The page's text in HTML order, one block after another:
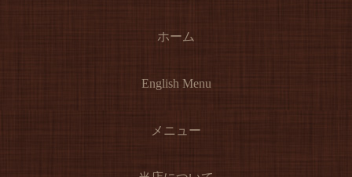
ホーム
English Menu
メニュー